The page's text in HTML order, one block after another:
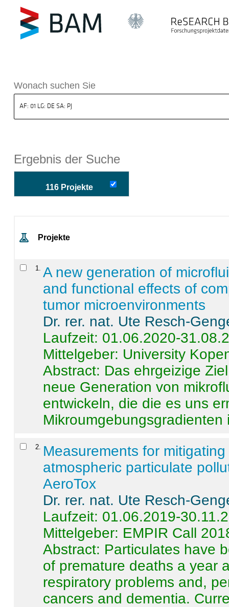
BAM
Wonach suchen Sie
Ergebnis der Suche
116 Projekte
Projekte
1
A new generation of
and functional effects of
tumor microenvironments
Dr. rer. nat. Ute Resch-
Laufzeit: 01.06.2020-
Mittelgeber: University
Abstract: Das ehrgeizige
neue Generation von
entwickeln, die die es uns
Mikroumgebungsgradienten
2
Measurements for
atmospheric particulate
AeroTox
Dr. rer. nat. Ute Resch-
Laufzeit: 01.06.2019-
Mittelgeber: EMPIR Call
Abstract: Particulates have
of premature deaths a year
respiratory problems and,
cancers and dementia.